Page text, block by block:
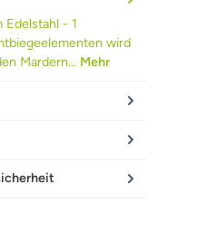
- 1
wird
Mardern… Mehr